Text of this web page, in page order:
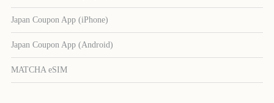
Japan Coupon App (iPhone)
Japan Coupon App (Android)
MATCHA eSIM